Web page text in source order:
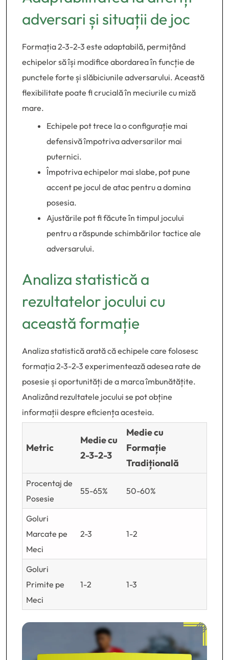
adversari și situații de joc
Formația 2-3-2-3 este adaptabilă, permițând
echipelor să își modifice abordarea în funcție de
punctele forte și slăbiciunile adversarului. Această
flexibilitate poate fi crucială în meciurile cu miză
mare.
Echipele pot trece la o configurație mai
defensivă împotriva adversarilor mai
puternici.
Împotriva echipelor mai slabe, pot pune
accent pe jocul de atac pentru a domina
posesia.
Ajustările pot fi făcute în timpul jocului
pentru a răspunde schimbărilor tactice ale
adversarului.
Analiza statistică a
rezultatelor jocului cu
această formație
Analiza statistică arată că echipele care folosesc
formația 2-3-2-3 experimentează adesea rate de
posesie și oportunități de a marca îmbunătățite.
Analizând rezultatele jocului se pot obține
informații despre eficiența acesteia.
Metric
Medie cu
2-3-2-3
Medie cu
Formație
Tradițională
Procentaj de
Posesie
55-65% 50-60%
Goluri
Marcate pe
Meci
2-3 1-2
Goluri
Primite pe
Meci
1-2 1-3